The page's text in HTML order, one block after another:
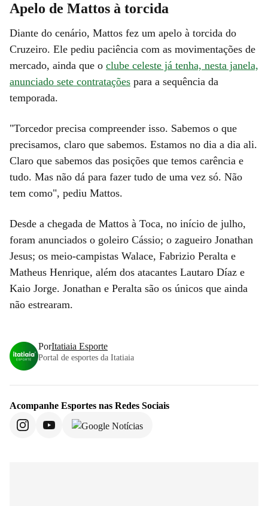
Apelo de Mattos à torcida
Diante do cenário, Mattos fez um apelo à torcida do
Cruzeiro. Ele pediu paciência com as movimentações de
mercado, ainda que o clube celeste já tenha, nesta janela,
anunciado sete contratações para a sequência da
temporada.
"Torcedor precisa compreender isso. Sabemos o que
precisamos, claro que sabemos. Estamos no dia a dia ali.
Claro que sabemos das posições que temos carência e
tudo. Mas não dá para fazer tudo de uma vez só. Não
tem como", pediu Mattos.
Desde a chegada de Mattos à Toca, no início de julho,
foram anunciados o goleiro Cássio; o zagueiro Jonathan
Jesus; os meio-campistas Walace, Fabrizio Peralta e
Matheus Henrique, além dos atacantes Lautaro Díaz e
Kaio Jorge. Jonathan e Peralta são os únicos que ainda
não estrearam.
PorItatiaia Esporte
Portal de esportes da Itatiaia
Acompanhe Esportes nas Redes Sociais